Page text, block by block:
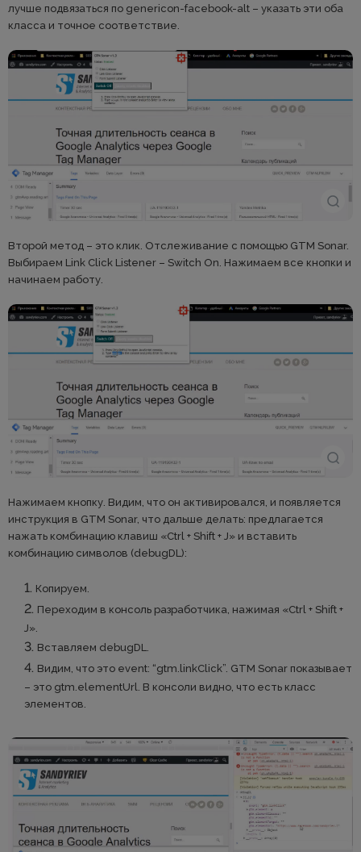
лучше подвязаться по genericon-facebook-alt – указать эти оба
класса и точное соответствие.
Второй метод – это клик. Отслеживание с помощью GTM Sonar.
Выбираем Link Click Listener – Switch On. Нажимаем все кнопки и
начинаем работу.
Нажимаем кнопку. Видим, что он активировался, и появляется
инструкция в GTM Sonar, что дальше делать: предлагается
нажать комбинацию клавиш «Ctrl + Shift + J» и вставить
комбинацию символов (debugDL):
Копируем.
Переходим в консоль разработчика, нажимая «Ctrl + Shift +
J».
Вставляем debugDL.
Видим, что это event: “gtm.linkClick”. GTM Sonar показывает
– это gtm.elementUrl. В консоли видно, что есть класс
элементов.